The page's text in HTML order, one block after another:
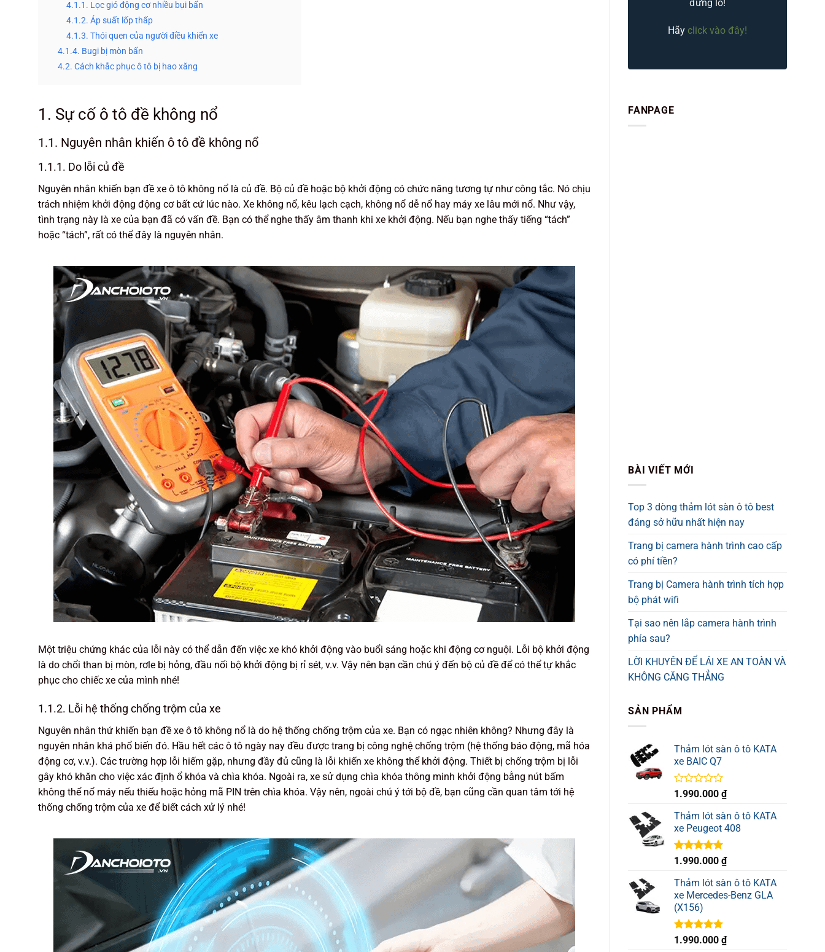
4.1.1. Lọc gió động cơ nhiều bụi bẩn
4.1.2. Áp suất lốp thấp
4.1.3. Thói quen của người điều khiển xe
4.1.4. Bugi bị mòn bẩn
4.2. Cách khắc phục ô tô bị hao xăng
1. Sự cố ô tô đề không nổ
1.1. Nguyên nhân khiến ô tô đề không nổ
1.1.1. Do lỗi củ đề
Nguyên nhân khiến bạn đề xe ô tô không nổ là củ đề. Bộ củ đề hoặc bộ khởi động có chức năng tương tự như công tắc. Nó chịu
trách nhiệm khởi động động cơ bất cứ lúc nào. Xe không nổ, kêu lạch cạch, không nổ dễ nổ hay máy xe lâu mới nổ. Như vậy,
tình trạng này là xe của bạn đã có vấn đề. Bạn có thể nghe thấy âm thanh khi xe khởi động. Nếu bạn nghe thấy tiếng “tách”
hoặc “tách”, rất có thể đây là nguyên nhân.
Một triệu chứng khác của lỗi này có thể dẫn đến việc xe khó khởi động vào buổi sáng hoặc khi động cơ nguội. Lỗi bộ khởi động
là do chổi than bị mòn, rơle bị hỏng, đầu nối bộ khởi động bị rỉ sét, v.v. Vậy nên bạn cần chú ý đến bộ củ đề để có thể tự khắc
phục cho chiếc xe của mình nhé!
1.1.2. Lỗi hệ thống chống trộm của xe
Nguyên nhân thứ khiến bạn đề xe ô tô không nổ là do hệ thống chống trộm của xe. Bạn có ngạc nhiên không? Nhưng đây là
nguyên nhân khá phổ biến đó. Hầu hết các ô tô ngày nay đều được trang bị công nghệ chống trộm (hệ thống báo động, mã hóa
động cơ, v.v.). Các trường hợp lỗi hiếm gặp, nhưng đầy đủ cũng là lỗi khiến xe không thể khởi động. Thiết bị chống trộm bị lỗi
gây khó khăn cho việc xác định ổ khóa và chìa khóa. Ngoài ra, xe sử dụng chìa khóa thông minh khởi động bằng nút bấm
không thể nổ máy nếu thiếu hoặc hỏng mã PIN trên chìa khóa. Vậy nên, ngoài chú ý tới bộ đề, bạn cũng cần quan tâm tới hệ
thống chống trộm của xe để biết cách xử lý nhé!
đừng lo!
Hãy click vào đây!
FANPAGE
BÀI VIẾT MỚI
Top 3 dòng thảm lót sàn ô tô best
đáng sở hữu nhất hiện nay
Trang bị camera hành trình cao cấp
có phí tiền?
Trang bị Camera hành trình tích hợp
bộ phát wifi
Tại sao nên lắp camera hành trình
phía sau?
LỜI KHUYÊN ĐỂ LÁI XE AN TOÀN VÀ
KHÔNG CĂNG THẲNG
SẢN PHẨM
Thảm lót sàn ô tô KATA
xe BAIC Q7
Được
hạng
0
5
sao
1.990.000 ₫
Thảm lót sàn ô tô KATA
xe Peugeot 408
Được xếp
5 sao
1.990.000 ₫
Thảm lót sàn ô tô KATA
xe Mercedes-Benz GLA
(X156)
Được xếp
1.990.000 ₫